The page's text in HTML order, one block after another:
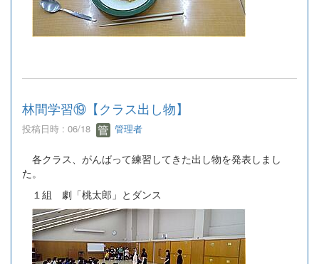
林間学習⑲【クラス出し物】
投稿日時 : 06/18 管理者
各クラス、がんばって練習してきた出し物を発表しまし
た。
１組 劇「桃太郎」とダンス